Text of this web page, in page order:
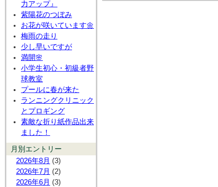
力アップ』
紫陽花のつぼみ
お花が咲いています🌼
梅雨の走り
少し早いですが
満開🌸
小学生初心・初級者野
球教室
プールに春が来た
ランニングクリニック
とプロギング
素敵な折り紙作品出来
ました！
月別エントリー
2026年8月 (3)
2026年7月 (2)
2026年6月 (3)